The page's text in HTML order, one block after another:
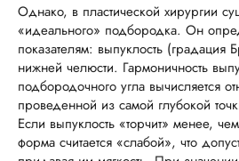
Однако, в пластической хирургии
«идеального» подбородка. Он
показателям: выпуклость (градация
нижней челюсти. Гармоничность
подбородочного угла вычисляется
проведенной из самой глубокой
Если выпуклость «торчит» менее,
форма считается «слабой», что